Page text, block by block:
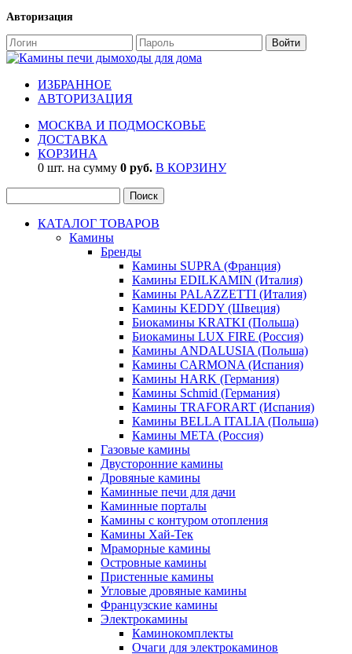
Авторизация
ИЗБРАННОЕ
АВТОРИЗАЦИЯ
МОСКВА И ПОДМОСКОВЬЕ
ДОСТАВКА
КОРЗИНА
0 шт. на сумму 0 руб. В КОРЗИНУ
КАТАЛОГ ТОВАРОВ
Камины
Бренды
Камины SUPRA (Франция)
Камины EDILKAMIN (Италия)
Камины PALAZZETTI (Италия)
Камины KEDDY (Швеция)
Биокамины KRATKI (Польша)
Биокамины LUX FIRE (Россия)
Камины ANDALUSIA (Польша)
Камины CARMONA (Испания)
Камины HARK (Германия)
Камины Schmid (Германия)
Камины TRAFORART (Испания)
Камины BELLA ITALIA (Польша)
Камины МЕТА (Россия)
Газовые камины
Двусторонние камины
Дровяные камины
Каминные печи для дачи
Каминные порталы
Камины с контуром отопления
Камины Хай-Тек
Мраморные камины
Островные камины
Пристенные камины
Угловые дровяные камины
Французские камины
Электрокамины
Каминокомплекты
Очаги для электрокаминов